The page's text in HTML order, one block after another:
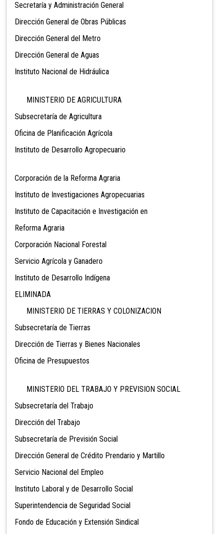
Secretaría y Administración General
Dirección General de Obras Públicas
Dirección General del Metro
Dirección General de Aguas
Instituto Nacional de Hidráulica
MINISTERIO DE AGRICULTURA
Subsecretaría de Agricultura
Oficina de Planificación Agrícola
Instituto de Desarrollo Agropecuario
Corporación de la Reforma Agraria
Instituto de Investigaciones Agropecuarias
Instituto de Capacitación e Investigación en
Reforma Agraria
Corporación Nacional Forestal
Servicio Agrícola y Ganadero
Instituto de Desarrollo Indígena
ELIMINADA
MINISTERIO DE TIERRAS Y COLONIZACION
Subsecretaría de Tierras
Dirección de Tierras y Bienes Nacionales
Oficina de Presupuestos
MINISTERIO DEL TRABAJO Y PREVISION SOCIAL
Subsecretaría del Trabajo
Dirección del Trabajo
Subsecretaría de Previsión Social
Dirección General de Crédito Prendario y Martillo
Servicio Nacional del Empleo
Instituto Laboral y de Desarrollo Social
Superintendencia de Seguridad Social
Fondo de Educación y Extensión Sindical